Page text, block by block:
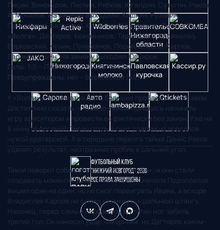
Лисин, Винокуров, Лискин, Рябков, Югалдин, Сутугин, Раков,
А. Мочалов.На замены выходили: Кошкин, Рузавин,
Прокопенко, Баландин, Кружилин, Н. Горохов, Лысый, Якшин.
«Волга»: Дегтярев. Кожевников, Таркинский, Каражелез,
Берковский, Чунин, Пучежанов, Подоплелов, В. Карпов,
Баранов, Яшин.На замену выходил: Овчаров.
Голы: 1:0 – Лисин (6), 2:0 – Раков (23).
Предупреждены: нет – Берковский (49).
У «Волги» в этом матче были большие проблемы с составом.
Достаточно сказать, что бело-синим пришлось начинать
игру вдесятером и провести ее фактически без замен. Уже на
6 минуте Арсений Лисин открыл счет ударом из пределов
чужой вратарской. А в середине первого тайма Денис Раков
удвоил результат, неотразимо пробив в дальний угол.
Такой поворот событий не смутил «волжан», и они стали
создавать моменты у ворот Мигунова. Сначала Подоплелов
вышел один на один, но не смог переиграть Ивана, а вскоре
Владислав Карпов не сумел «замкнуть» дальнюю штангу.
Наконец, перед самым перерывом Сутугин мог забить
третий гол. Он наносил удар наверняка, но Дегтярев каким-
Футбольный клуб
"Нижний Новгород" 2026
Все права защищены